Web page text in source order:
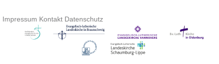
Impressum Kontakt Datenschutz